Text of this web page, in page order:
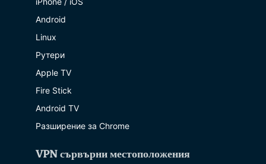
Android
Linux
Рутери
Apple TV
Fire Stick
Android TV
Разширение за Chrome
VPN сървърни местоположения